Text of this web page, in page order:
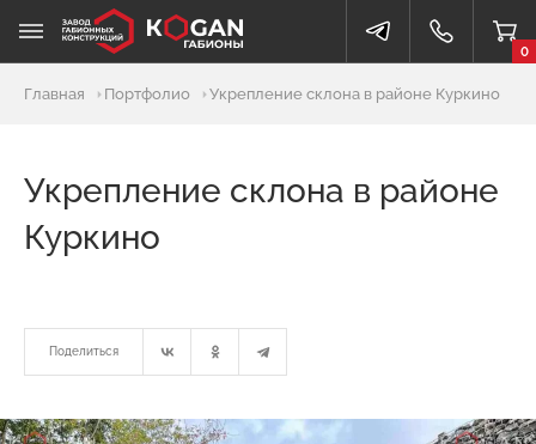
0
Главная Портфолио Укрепление склона в районе Куркино
Укрепление склона в районе
Куркино
Поделиться